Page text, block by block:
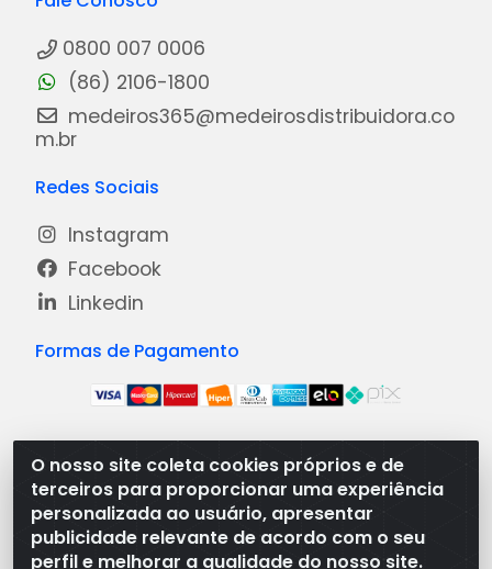
O nosso site coleta cookies próprios e de
terceiros para proporcionar uma experiência
personalizada ao usuário, apresentar
publicidade relevante de acordo com o seu
perfil e melhorar a qualidade do nosso site.
0800 007 0006
(86) 2106-1800
medeiros365@medeirosdistribuidora.co
m.br
Redes Sociais
Instagram
Facebook
Linkedin
Formas de Pagamento
Medeiros Distribuidora - Rua Dias Carneiro, 1977 -
Ramal, Bacabal/MA - CEP 65.700-000 - CNPJ
08.474.030/0001-41